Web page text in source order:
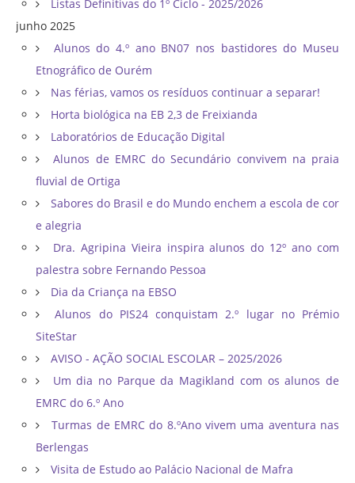
Listas Definitivas do 1º Ciclo - 2025/2026
junho 2025
Alunos do 4.º ano BN07 nos bastidores do Museu
Etnográfico de Ourém
Nas férias, vamos os resíduos continuar a separar!
Horta biológica na EB 2,3 de Freixianda
Laboratórios de Educação Digital
Alunos de EMRC do Secundário convivem na praia
fluvial de Ortiga
Sabores do Brasil e do Mundo enchem a escola de cor
e alegria
Dra. Agripina Vieira inspira alunos do 12º ano com
palestra sobre Fernando Pessoa
Dia da Criança na EBSO
Alunos do PIS24 conquistam 2.º lugar no Prémio
SiteStar
AVISO - AÇÃO SOCIAL ESCOLAR – 2025/2026
Um dia no Parque da Magikland com os alunos de
EMRC do 6.º Ano
Turmas de EMRC do 8.ºAno vivem uma aventura nas
Berlengas
Visita de Estudo ao Palácio Nacional de Mafra